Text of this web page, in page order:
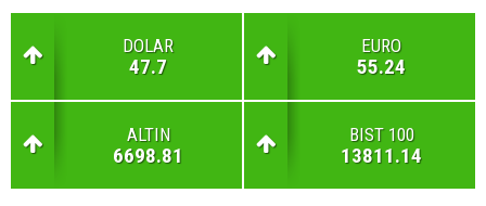
DOLAR
47.7
EURO
55.24
ALTIN
6698.81
BIST 100
13811.14